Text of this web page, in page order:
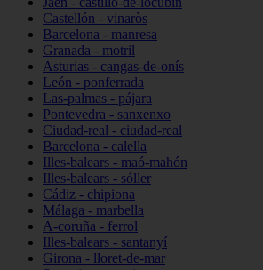
Castellón - vinaròs
Barcelona - manresa
Granada - motril
Asturias - cangas-de-onís
León - ponferrada
Las-palmas - pájara
Pontevedra - sanxenxo
Ciudad-real - ciudad-real
Barcelona - calella
Illes-balears - maó-mahón
Illes-balears - sóller
Cádiz - chipiona
Málaga - marbella
A-coruña - ferrol
Illes-balears - santanyí
Girona - lloret-de-mar